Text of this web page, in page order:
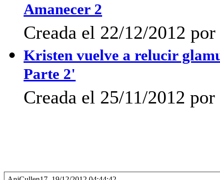
Amanecer 2
Creada el 22/12/2012
Kristen vuelve a relucir
Parte 2'
Creada el 25/11/2012